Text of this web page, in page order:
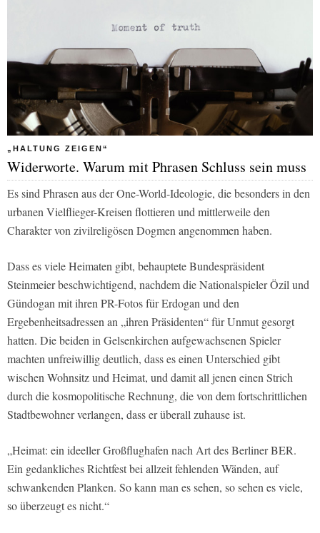
„HALTUNG ZEIGEN“
Widerworte. Warum mit Phrasen Schluss sein muss
Es sind Phrasen aus der One-World-Ideologie, die besonders in den
urbanen Vielflieger-Kreisen flottieren und mittlerweile den
Charakter von zivilreligösen Dogmen angenommen haben.
Dass es viele Heimaten gibt, behauptete Bundespräsident
Steinmeier beschwichtigend, nachdem die Nationalspieler Özil und
Gündogan mit ihren PR-Fotos für Erdogan und den
Ergebenheitsadressen an „ihren Präsidenten“ für Unmut gesorgt
hatten. Die beiden in Gelsenkirchen aufgewachsenen Spieler
machten unfreiwillig deutlich, dass es einen Unterschied gibt
wischen Wohnsitz und Heimat, und damit all jenen einen Strich
durch die kosmopolitische Rechnung, die von dem fortschrittlichen
Stadtbewohner verlangen, dass er überall zuhause ist.
„Heimat: ein ideeller Großflughafen nach Art des Berliner BER.
Ein gedankliches Richtfest bei allzeit fehlenden Wänden, auf
schwankenden Planken. So kann man es sehen, so sehen es viele,
so überzeugt es nicht.“